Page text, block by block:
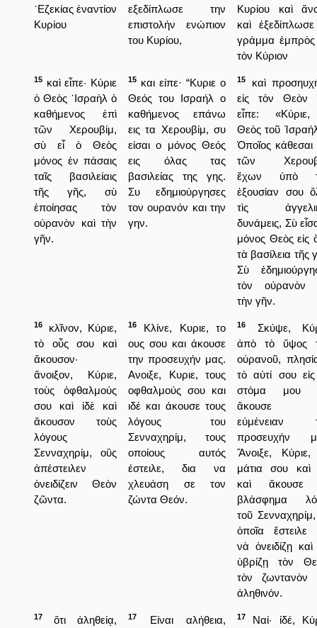
᾿Εζεκίας ἐναντίον
Κυρίου
εξεδίπλωσε την
επιστολήν ενώπιον
του Κυρίου,
Κυρίου καὶ
καὶ
γράμμα ἐμπρὸς
τὸν Κύριον
15 καὶ εἶπε· Κύριε
ὁ Θεὸς ᾿Ισραὴλ ὁ
καθήμενος ἐπὶ
τῶν Χερουβίμ,
σὺ εἶ ὁ Θεὸς
μόνος ἐν πάσαις
ταῖς βασιλείαις
τῆς γῆς, σὺ
ἐποίησας τὸν
οὐρανὸν καὶ τὴν
γῆν.
15 και είπε· “Κυριε ο
Θεός του Ισραήλ ο
καθήμενος επάνω
εις τα Χερουβίμ, συ
είσαι ο μόνος Θεός
εις όλας τας
βασιλείας της γης.
Συ εδημιούργησες
τον ουρανόν και την
γην.
15
καὶ
εἰς τὸν Θεὸν
εἶπε:
Θεὸς τοῦ
Ὁποῖος κάθεσαι
τῶν
ἔχων ὑπὸ
ἐξουσίαν σου
τὶς
δυνάμεις, Σὺ
μόνος Θεὸς εἰς
τὰ βασίλεια τῆς
Σὺ
τὸν οὐρανὸν
τὴν γῆν.
16
κλῖνον, Κύριε,
τὸ οὖς σου καὶ
ἄκουσον·
ἄνοιξον, Κύριε,
τοὺς ὀφθαλμούς
σου καὶ ἰδὲ καὶ
ἄκουσον τοὺς
λόγους
Σενναχηρίμ, οὓς
ἀπέστειλεν
ὀνειδίζειν Θεὸν
ζῶντα.
16
Κλίνε, Κυριε, το
ους σου και άκουσε
την προσευχήν μας.
Ανοιξε, Κυριε, τους
οφθαλμούς σου και
ιδέ και άκουσε τους
λόγους του
Σενναχηρίμ, τους
οποίους αυτός
έστειλε, δια να
χλευάση σε τον
ζώντα Θεόν.
16
Σκύψε,
ἀπὸ τὸ ὕψος
οὐρανοῦ,
τὸ αὐτί σου
στόμα μου
ἄκουσε
εὐμένειαν
προσευχήν
Ἄνοιξε,
μάτια σου καὶ
καὶ ἄκουσε
βλάσφημα
τοῦ
ὁποῖα ἔστειλε
νὰ ὀνειδίζῃ
ὑβρίζῃ τὸν
τὸν ζωντανὸν
ἀληθινόν.
17
ὅτι ἀληθείᾳ,
17
Είναι αλήθεια,
17
Ναί· ἰδέ,